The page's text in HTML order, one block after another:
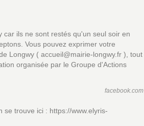
ils ne sont restés qu'un seul soir en
Vous pouvez exprimer votre
Longwy ( accueil@mairie-longwy.fr ), tout
organisée par le Groupe d'Actions
facebook.com
se trouve ici : https://www.elyris-